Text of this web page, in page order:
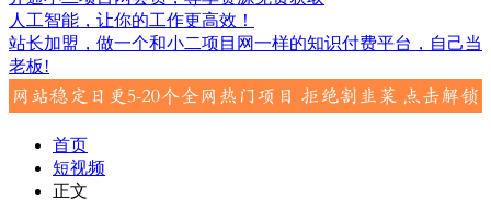
人工智能，让你的工作更高效！
站长加盟，做一个和小二项目网一样的知识付费平台，自己当
老板!
首页
短视频
正文